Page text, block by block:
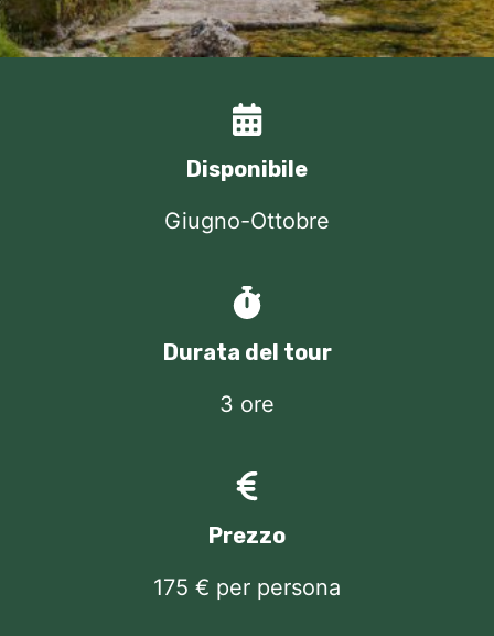
Disponibile
Giugno-Ottobre
Durata del tour
3 ore
Prezzo
175 € per persona